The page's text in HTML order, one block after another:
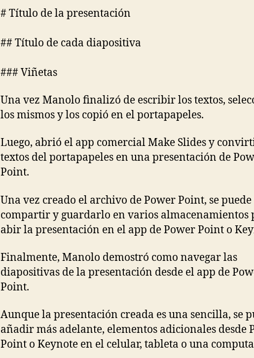
# Título de la presentación
## Título de cada diapositiva
### Viñetas
Una vez Manolo finalizó de escribir los textos,
los mismos y los copió en el portapapeles.
Luego, abrió el app comercial Make Slides y
textos del portapapeles en una presentación de
Point.
Una vez creado el archivo de Power Point, se puede
compartir y guardarlo en varios almacenamientos
abir la presentación en el app de Power Point o
Finalmente, Manolo demostró como navegar las
diapositivas de la presentación desde el app de
Point.
Aunque la presentación creada es una sencilla, se
añadir más adelante, elementos adicionales desde
Point o Keynote en el celular, tableta o una